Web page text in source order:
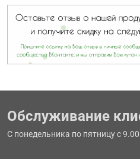
Обслуживание
С понедельника по пятницу с